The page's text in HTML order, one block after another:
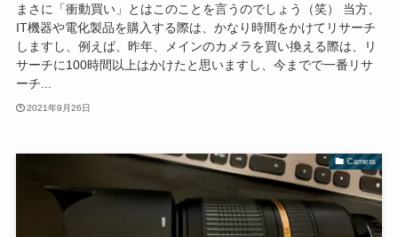
まさに「衝動買い」とはこのことを言うのでしょう（笑） 当方、
IT機器や電化製品を購入する際は、かなり時間をかけてリサーチ
しますし、例えば、昨年、メインのカメラを買い換える際は、リ
サーチに100時間以上はかけたと思いますし、今までで一番リサ
ーチ...
2021年9月26日
Camera